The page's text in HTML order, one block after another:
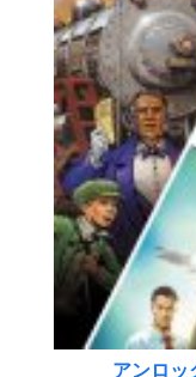
アンロッ